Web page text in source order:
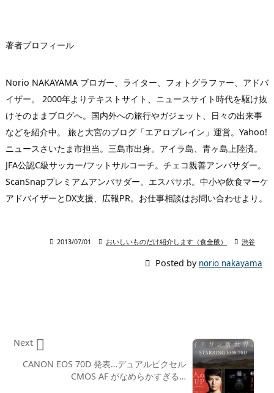
著者プロフィール
Norio NAKAYAMA ブロガー、ライター、フォトグラファー、アドバ
イザー。 2000年よりテキストサイト、ニュースサイト時代を駆け抜
けそのままブログへ。国内外への旅行やガジェット、日々の出来事
などを紹介中。 旅と大宮のブログ「エアロプレイン」運営。Yahoo!
ニュースさいたま市担当。三島市出身。アイラ島、青ヶ島上陸済。
JFA公認C級サッカー/フットサルコーチ。チェコ親善アンバサダー。
ScanSnapプレミアムアンバサダー。エスパサポ。中小や飲食マーケ
アドバイザーとDX支援、広報PR。お仕事相談はお問い合わせより。
 2013/07/01  おいしいものだけ紹介します（食全般）  渋谷
 Posted by norio nakayama
CANON EOS 70D 発表…デュアルピクセル
CMOS AF がなめらかすぎる…

Next